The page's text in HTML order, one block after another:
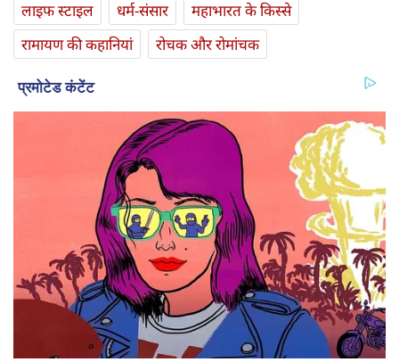
लाइफ स्‍टाइल
धर्म-संसार
महाभारत के किस्से
रामायण की कहानियां
रोचक और रोमांचक